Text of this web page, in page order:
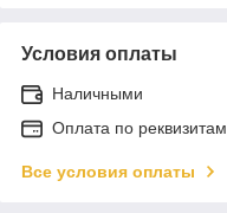
Условия оплаты
Наличными
Оплата по реквизитам
Все условия оплаты